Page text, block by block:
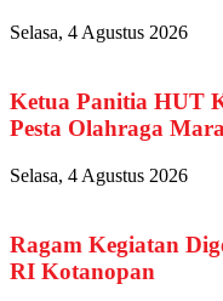
Selasa, 4 Agustus 2026
Ketua Panitia HUT
Pesta Olahraga
Selasa, 4 Agustus 2026
Ragam Kegiatan
RI Kotanopan